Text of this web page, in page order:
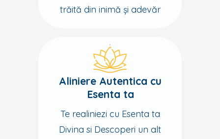
trăită din inimă și adevăr
Aliniere Autentica cu
Esenta ta
Te realiniezi cu Esenta ta
Divina si Descoperi un alt